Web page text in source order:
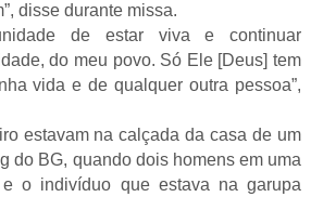
disse durante missa.
de estar viva e continuar
do meu povo. Só Ele [Deus] tem
vida e de qualquer outra pessoa”,
estavam na calçada da casa de um
do BG, quando dois homens em uma
e o indivíduo que estava na garupa